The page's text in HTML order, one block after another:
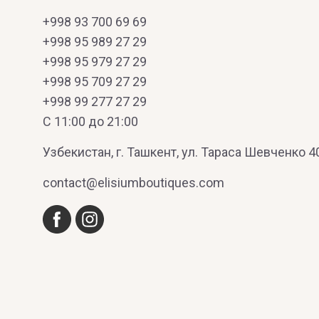
+998 93 700 69 69
+998 95 989 27 29
+998 95 979 27 29
+998 95 709 27 29
+998 99 277 27 29
C 11:00 до 21:00
Узбекистан, г. Ташкент, ул. Тараса Шевченко
contact@elisiumboutiques.com